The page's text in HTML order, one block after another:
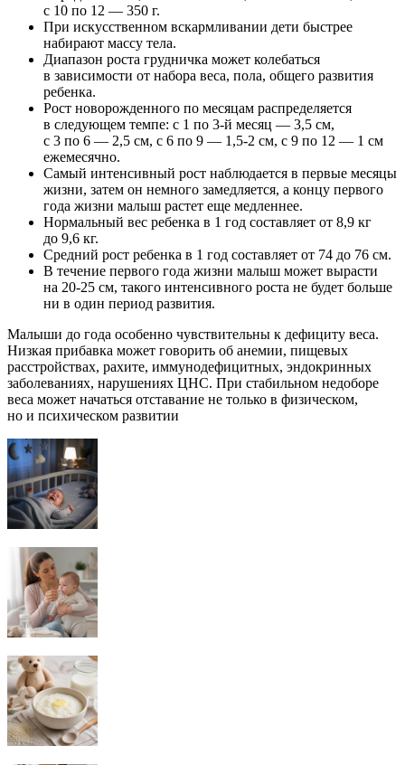
с 10 по 12 — 350 г.
При искусственном вскармливании дети быстрее
набирают массу тела.
Диапазон роста грудничка может колебаться
в зависимости от набора веса, пола, общего развития
ребенка.
Рост новорожденного по месяцам распределяется
в следующем темпе: с 1 по 3-й месяц — 3,5 см,
с 3 по 6 — 2,5 см, с 6 по 9 — 1,5-2 см, с 9 по 12 — 1 см
ежемесячно.
Самый интенсивный рост наблюдается в первые месяцы
жизни, затем он немного замедляется, а концу первого
года жизни малыш растет еще медленнее.
Нормальный вес ребенка в 1 год составляет от 8,9 кг
до 9,6 кг.
Средний рост ребенка в 1 год составляет от 74 до 76 см.
В течение первого года жизни малыш может вырасти
на 20-25 см, такого интенсивного роста не будет больше
ни в один период развития.
Малыши до года особенно чувствительны к дефициту веса.
Низкая прибавка может говорить об анемии, пищевых
расстройствах, рахите, иммунодефицитных, эндокринных
заболеваниях, нарушениях ЦНС. При стабильном недоборе
веса может начаться отставание не только в физическом,
но и психическом развитии